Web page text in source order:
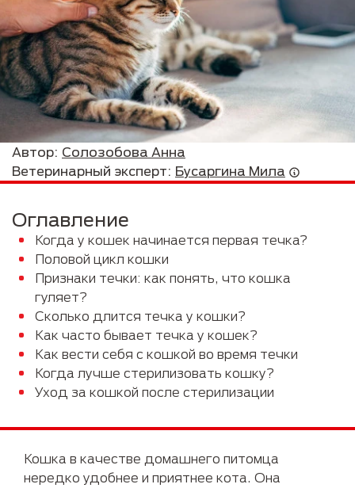
Автор: Солозобова Анна
Ветеринарный эксперт: Бусаргина Мила
Оглавление
Когда у кошек начинается первая течка?
Половой цикл кошки
Признаки течки: как понять, что кошка
гуляет?
Сколько длится течка у кошки?
Как часто бывает течка у кошек?
Как вести себя с кошкой во время течки
Когда лучше стерилизовать кошку?
Уход за кошкой после стерилизации
Кошка в качестве домашнего питомца
нередко удобнее и приятнее кота. Она